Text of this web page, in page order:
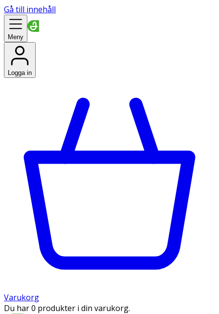
Gå till innehåll
Meny
Logga in
Varukorg
Du har 0 produkter i din varukorg.